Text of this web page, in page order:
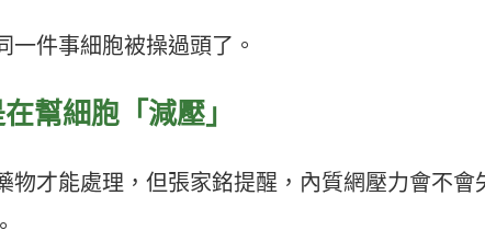
一件事細胞被操過頭了。
幫細胞「減壓」
物才能處理，但張家銘提醒，內質網壓力會不會